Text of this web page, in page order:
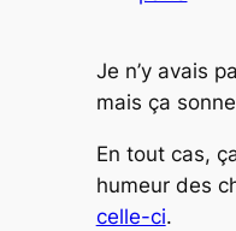
Je n’y avais
mais ça
En tout cas,
humeur des
celle-ci.